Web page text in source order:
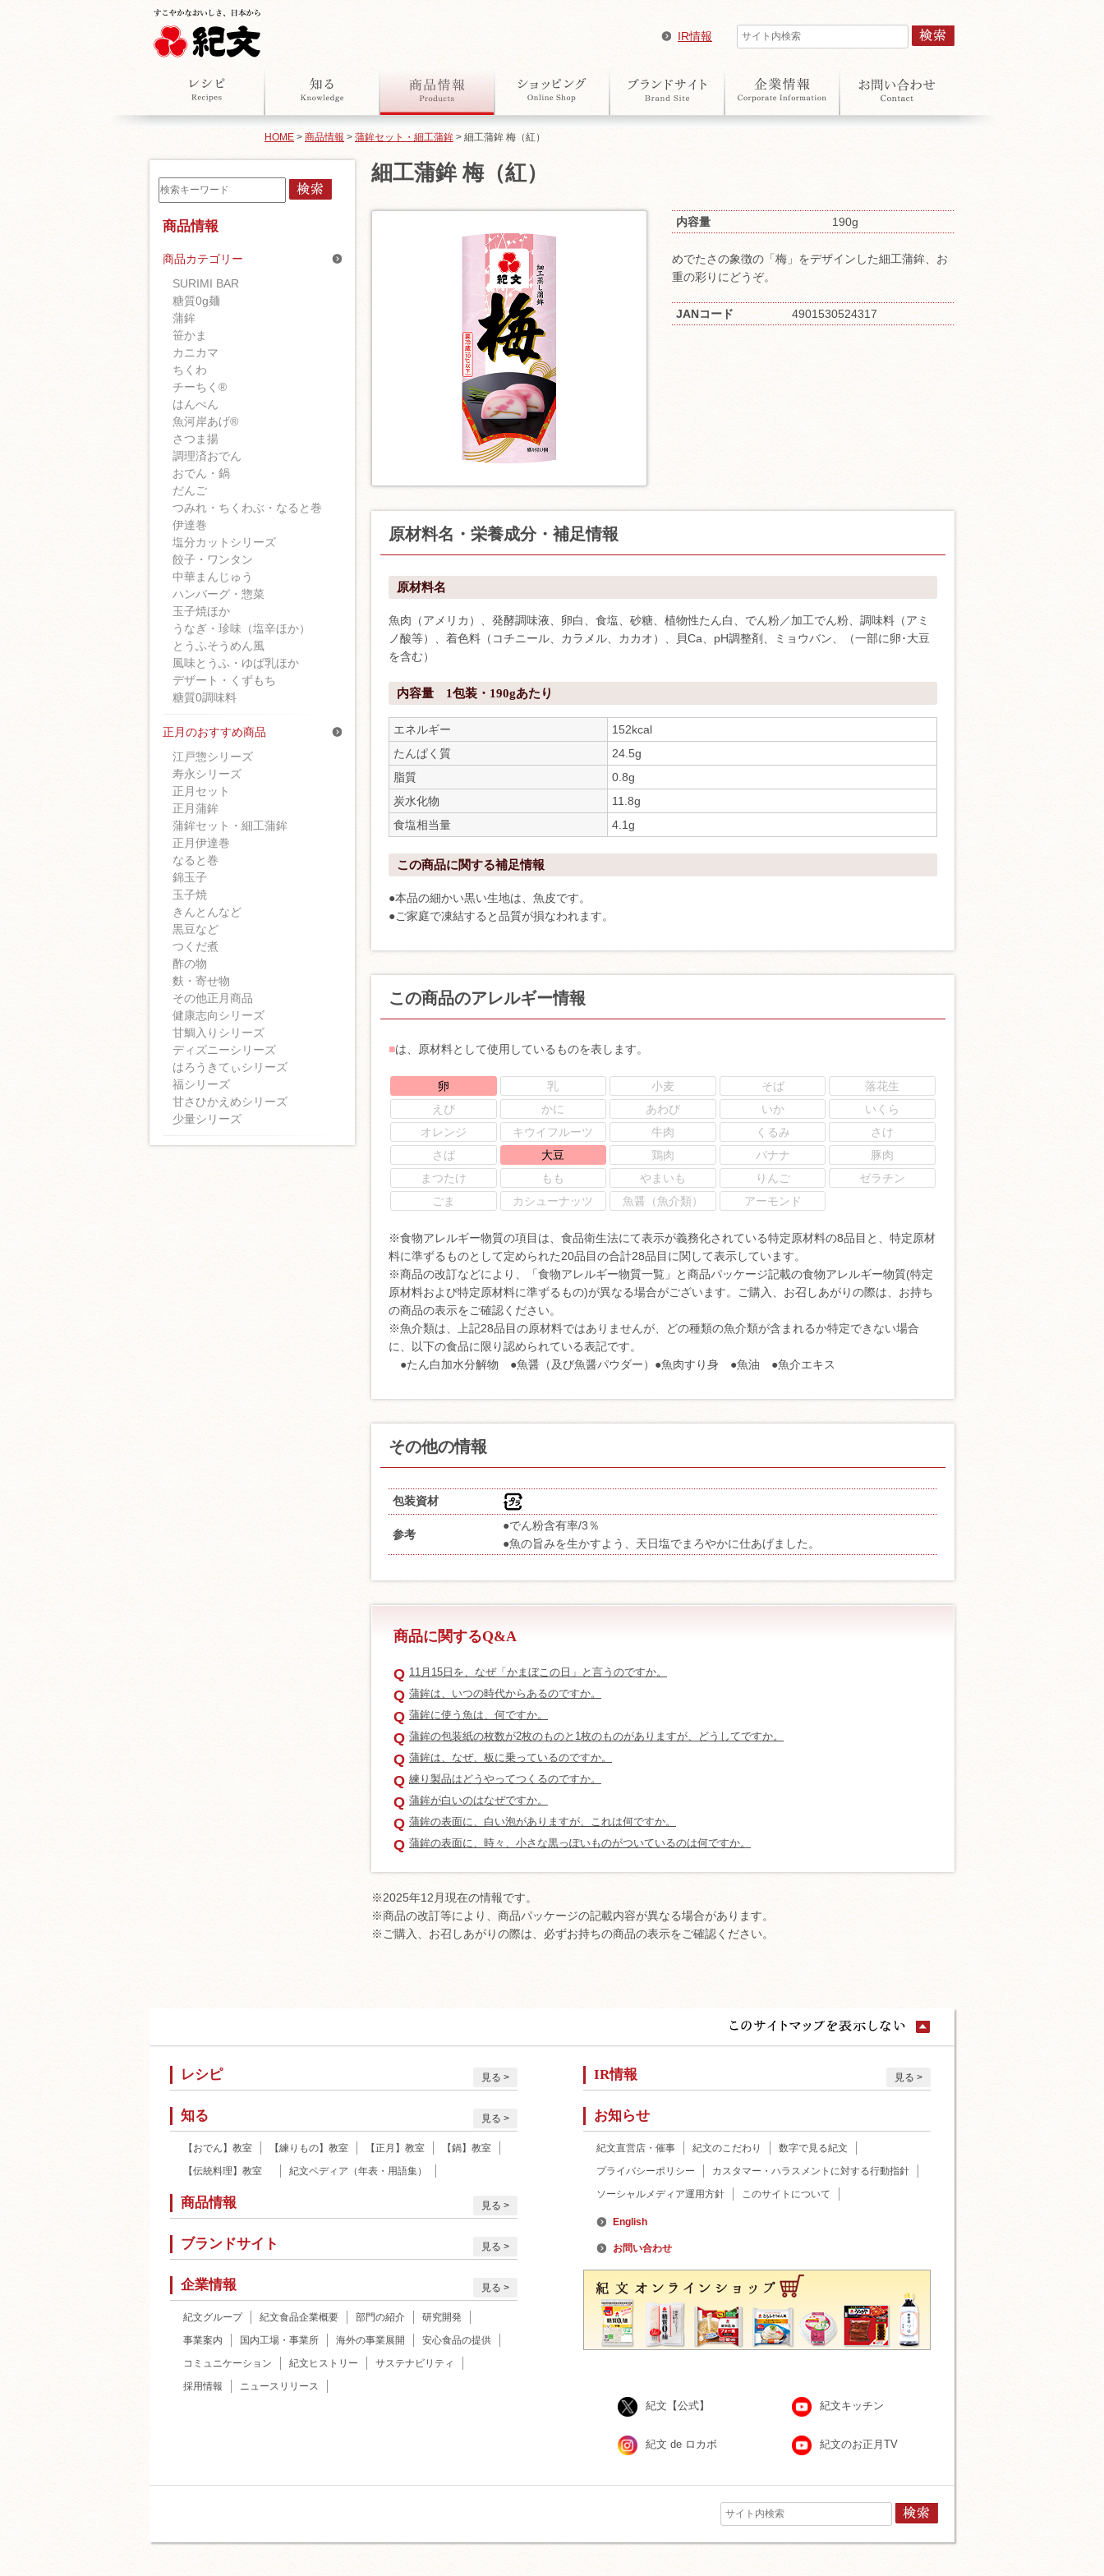
IR情報
HOME > 商品情報 > 蒲鉾セット・細工蒲鉾 > 細工蒲鉾 梅（紅）
細工蒲鉾 梅（紅）
内容量 190g
めでたさの象徴の「梅」をデザインした細工蒲鉾、お
重の彩りにどうぞ。
JANコード 4901530524317
原材料名・栄養成分・補足情報
原材料名
魚肉（アメリカ）、発酵調味液、卵白、食塩、砂糖、植物性たん白、でん粉／加工でん粉、調味料（アミ
ノ酸等）、着色料（コチニール、カラメル、カカオ）、貝Ca、pH調整剤、ミョウバン、（一部に卵･大豆
を含む）
内容量 1包装・190gあたり
エネルギー
152kcal
たんぱく質
24.5g
脂質
0.8g
炭水化物
11.8g
食塩相当量
4.1g
この商品に関する補足情報
●本品の細かい黒い生地は、魚皮です。
●ご家庭で凍結すると品質が損なわれます。
この商品のアレルギー情報
■は、原材料として使用しているものを表します。
卵 乳 小麦 そば
落花生
えび
かに あわび いか
いくら
オレンジ
キウイフルーツ 牛肉 くるみ
さけ
さば
大豆 鶏肉 バナナ
豚肉
まつたけ
もも やまいも りんご
ゼラチン
ごま
カシューナッツ 魚醤（魚介類） アーモンド
※食物アレルギー物質の項目は、食品衛生法にて表示が義務化されている特定原材料の8品目と、特定原材
料に準ずるものとして定められた20品目の合計28品目に関して表示しています。
※商品の改訂などにより、「食物アレルギー物質一覧」と商品パッケージ記載の食物アレルギー物質(特定
原材料および特定原材料に準ずるもの)が異なる場合がございます。ご購入、お召しあがりの際は、お持ち
の商品の表示をご確認ください。
※魚介類は、上記28品目の原材料ではありませんが、どの種類の魚介類が含まれるか特定できない場合
に、以下の食品に限り認められている表記です。
●たん白加水分解物 ●魚醤（及び魚醤パウダー）●魚肉すり身 ●魚油 ●魚介エキス
その他の情報
包装資材
参考
●でん粉含有率/3％
●魚の旨みを生かすよう、天日塩でまろやかに仕あげました。
商品に関するQ&A
Q 11月15日を、なぜ「かまぼこの日」と言うのですか。
Q 蒲鉾は、いつの時代からあるのですか。
Q 蒲鉾に使う魚は、何ですか。
Q 蒲鉾の包装紙の枚数が2枚のものと1枚のものがありますが、どうしてですか。
Q 蒲鉾は、なぜ、板に乗っているのですか。
Q 練り製品はどうやってつくるのですか。
Q 蒲鉾が白いのはなぜですか。
Q 蒲鉾の表面に、白い泡がありますが、これは何ですか。
Q 蒲鉾の表面に、時々、小さな黒っぽいものがついているのは何ですか。
※2025年12月現在の情報です。
※商品の改訂等により、商品パッケージの記載内容が異なる場合があります。
※ご購入、お召しあがりの際は、必ずお持ちの商品の表示をご確認ください。
商品情報
商品カテゴリー
SURIMI BAR
糖質0g麺
蒲鉾
笹かま
カニカマ
ちくわ
チーちく®
はんぺん
魚河岸あげ®
さつま揚
調理済おでん
おでん・鍋
だんご
つみれ・ちくわぶ・なると巻
伊達巻
塩分カットシリーズ
餃子・ワンタン
中華まんじゅう
ハンバーグ・惣菜
玉子焼ほか
うなぎ・珍味（塩辛ほか）
とうふそうめん風
風味とうふ・ゆば乳ほか
デザート・くずもち
糖質0調味料
正月のおすすめ商品
江戸惣シリーズ
寿永シリーズ
正月セット
正月蒲鉾
蒲鉾セット・細工蒲鉾
正月伊達巻
なると巻
錦玉子
玉子焼
きんとんなど
黒豆など
つくだ煮
酢の物
麩・寄せ物
その他正月商品
健康志向シリーズ
甘鯛入りシリーズ
ディズニーシリーズ
はろうきてぃシリーズ
福シリーズ
甘さひかえめシリーズ
少量シリーズ
レシピ 見る
知る 見る
【おでん】教室 【練りもの】教室 【正月】教室
【鍋】教室
【伝統料理】教室
紀文ペディア（年表・用語集）
商品情報 見る
ブランドサイト 見る
企業情報 見る
紀文グループ 紀文食品企業概要 部門の紹介
研究開発
事業案内
国内工場・事業所 海外の事業展開
安心食品の提供
コミュニケーション
紀文ヒストリー
サステナビリティ
採用情報
ニュースリリース
IR情報 見る
お知らせ
紀文直営店・催事 紀文のこだわり
数字で見る紀文
プライバシーポリシー
カスタマー・ハラスメントに対する行動指針
ソーシャルメディア運用方針
このサイトについて
English
お問い合わせ
紀文【公式】
紀文 de ロカボ
紀文キッチン
紀文のお正月TV